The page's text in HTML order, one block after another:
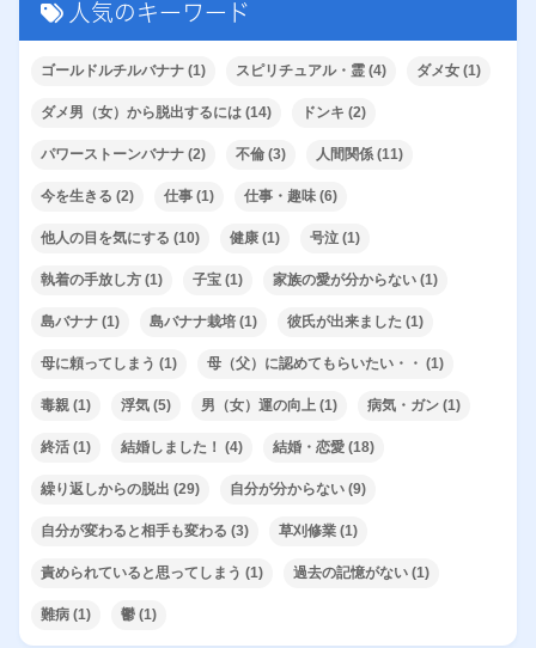
人気のキーワード
ゴールドルチルバナナ (1) スピリチュアル・霊 (4) ダメ女 (1)
ダメ男（女）から脱出するには (14) ドンキ (2)
パワーストーンバナナ (2) 不倫 (3) 人間関係 (11)
今を生きる (2) 仕事 (1) 仕事・趣味 (6)
他人の目を気にする (10) 健康 (1) 号泣 (1)
執着の手放し方 (1) 子宝 (1) 家族の愛が分からない (1)
島バナナ (1) 島バナナ栽培 (1) 彼氏が出来ました (1)
母に頼ってしまう (1) 母（父）に認めてもらいたい・・ (1)
毒親 (1) 浮気 (5) 男（女）運の向上 (1) 病気・ガン (1)
終活 (1) 結婚しました！ (4) 結婚・恋愛 (18)
繰り返しからの脱出 (29) 自分が分からない (9)
自分が変わると相手も変わる (3) 草刈修業 (1)
責められていると思ってしまう (1) 過去の記憶がない (1)
難病 (1) 鬱 (1)